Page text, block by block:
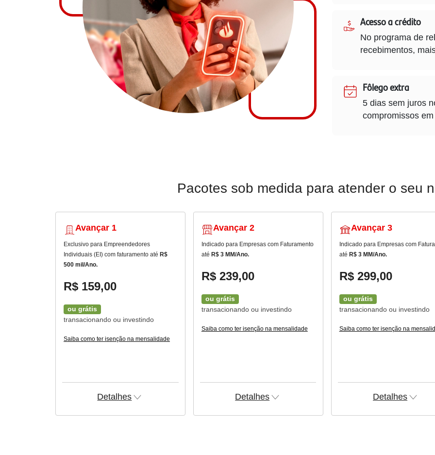
Acesso a crédito
No programa de
recebimentos,
Fôlego extra
5 dias sem juros
compromissos em
Pacotes sob medida para atender o seu
Avançar 1
Exclusivo para Empreendedores
Individuais (EI) com faturamento até R$
500 mil/Ano.
R$ 159,00
ou grátis
transacionando ou investindo
Saiba como ter isenção na mensalidade
Abrir
detalhes
Detalhes
Avançar 2
Indicado para Empresas com Faturamento
até R$ 3 MM/Ano.
R$ 239,00
ou grátis
transacionando ou investindo
Saiba como ter isenção na mensalidade
Abrir
detalhes
Detalhes
Avançar 3
Indicado para Empresas com
até R$ 3 MM/Ano.
R$ 299,00
ou grátis
transacionando ou investindo
Saiba como ter isenção na
Abrir
detalhes
Detalhes